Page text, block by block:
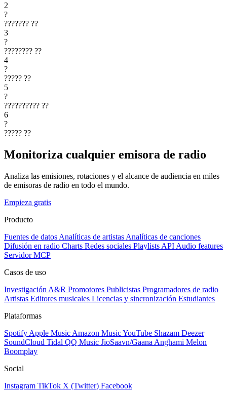
2
?
??????? ??
3
?
???????? ??
4
?
????? ??
5
?
?????????? ??
6
?
????? ??
Monitoriza cualquier emisora de radio
Analiza las emisiones, rotaciones y el alcance de audiencia en miles
de emisoras de radio en todo el mundo.
Empieza gratis
Producto
Fuentes de datos Analíticas de artistas Analíticas de canciones
Difusión en radio Charts Redes sociales Playlists API Audio features
Servidor MCP
Casos de uso
Investigación A&R Promotores Publicistas Programadores de radio
Artistas Editores musicales Licencias y sincronización Estudiantes
Plataformas
Spotify Apple Music Amazon MusicYouTube Shazam Deezer
SoundCloud Tidal QQ Music JioSaavn/Gaana Anghami Melon
Boomplay
Social
Instagram TikTok X (Twitter) Facebook